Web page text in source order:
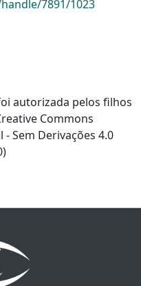
7891/1023
autorizada pelos filhos
Commons
Sem Derivações 4.0